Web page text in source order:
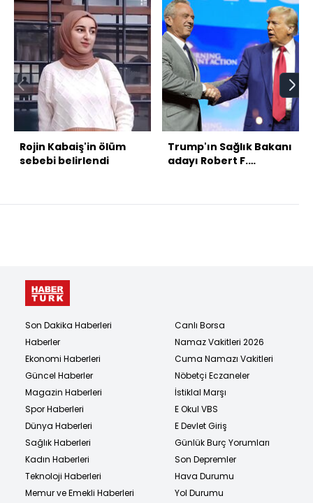
Rojin Kabaiş'in ölüm
sebebi belirlendi
Trump'ın Sağlık Bakanı
adayı Robert F.
Son Dakika Haberleri
Haberler
Ekonomi Haberleri
Güncel Haberler
Magazin Haberleri
Spor Haberleri
Dünya Haberleri
Sağlık Haberleri
Kadın Haberleri
Teknoloji Haberleri
Memur ve Emekli Haberleri
Canlı Borsa
Namaz Vakitleri 2026
Cuma Namazı Vakitleri
Nöbetçi Eczaneler
İstiklal Marşı
E Okul VBS
E Devlet Giriş
Günlük Burç Yorumları
Son Depremler
Hava Durumu
Yol Durumu